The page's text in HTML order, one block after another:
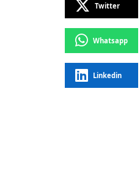
Twitter
Whatsapp
Linkedin